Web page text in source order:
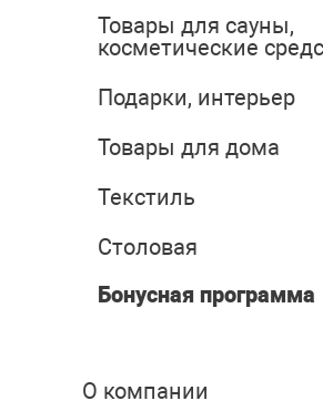
Товары для сауны,
косметические
Подарки, интерьер
Товары для дома
Текстиль
Столовая
Бонусная программа
О компании